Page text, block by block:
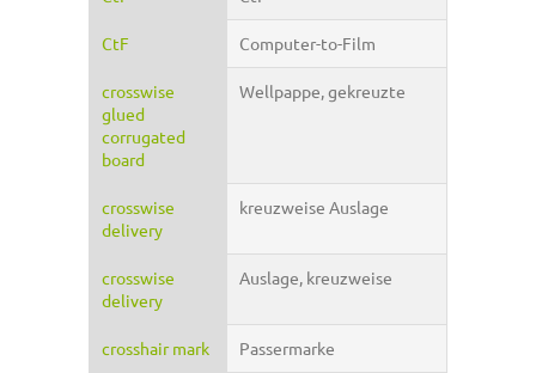
CtF Computer-to-Film
crosswise
glued
corrugated
board
Wellpappe, gekreuzte
crosswise
delivery
kreuzweise Auslage
crosswise
delivery
Auslage, kreuzweise
crosshair mark Passermarke